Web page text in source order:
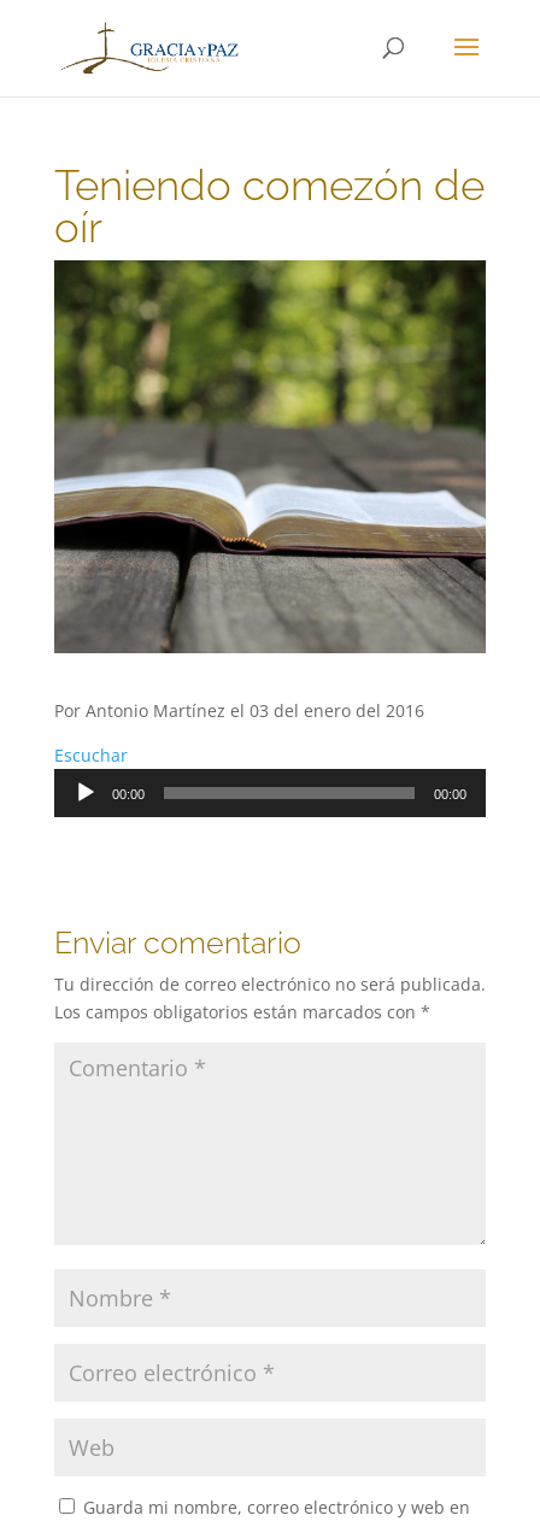
Teniendo comezón de
oír
Por Antonio Martínez el 03 del enero del 2016
Escuchar
Reproductor
00:00 00:00
Enviar comentario
Tu dirección de correo electrónico no será publicada.
Los campos obligatorios están marcados con *
Guarda mi nombre, correo electrónico y web en